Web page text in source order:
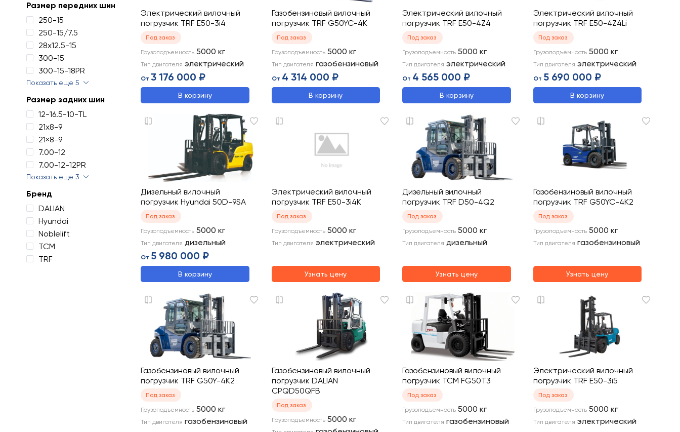
Размер передних шин
250-15
250-15/7.5
28x12.5-15
300-15
300-15-18PR
Показать еще 5
Размер задних шин
12-16.5-10-TL
21x8-9
21×8-9
7.00-12
7.00-12-12PR
Показать еще 3
Бренд
DALIAN
Hyundai
Noblelift
TCM
TRF
Электрический вилочный
погрузчик TRF E50-3i4
Под заказ
Грузоподъемность 5000 кг
Тип двигателя электрический
От 3 176 000 ₽
В корзину
Газобензиновый вилочный
погрузчик TRF G50YC-4K
Под заказ
Грузоподъемность 5000 кг
Тип двигателя газобензиновый
От 4 314 000 ₽
В корзину
Электрический вилочный
погрузчик TRF E50-4Z4
Под заказ
Грузоподъемность 5000 кг
Тип двигателя электрический
От 4 565 000 ₽
В корзину
Электрический вилочный
погрузчик TRF E50-4Z4Li
Под заказ
Грузоподъемность 5000 кг
Тип двигателя электрический
От 5 690 000 ₽
В корзину
Дизельный вилочный
погрузчик Hyundai 50D-9SA
Под заказ
Грузоподъемность 5000 кг
Тип двигателя дизельный
От 5 980 000 ₽
В корзину
Электрический вилочный
погрузчик TRF E50-3i4K
Под заказ
Грузоподъемность 5000 кг
Тип двигателя электрический
Узнать цену
Дизельный вилочный
погрузчик TRF D50-4Q2
Под заказ
Грузоподъемность 5000 кг
Тип двигателя дизельный
Узнать цену
Газобензиновый вилочный
погрузчик TRF G50YC-4K2
Под заказ
Грузоподъемность 5000 кг
Тип двигателя газобензиновый
Узнать цену
Газобензиновый вилочный
погрузчик TRF G50Y-4K2
Под заказ
Грузоподъемность 5000 кг
Тип двигателя газобензиновый
Газобензиновый вилочный
погрузчик DALIAN
CPQD50QFB
Под заказ
Грузоподъемность 5000 кг
Газобензиновый вилочный
погрузчик TCM FG50T3
Под заказ
Грузоподъемность 5000 кг
Тип двигателя газобензиновый
Электрический вилочный
погрузчик TRF E50-3i5
Под заказ
Грузоподъемность 5000 кг
Тип двигателя электрический